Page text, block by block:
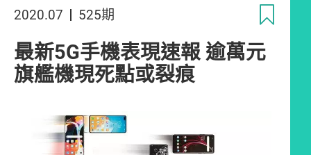
2020.07 525期
最新5G手機表現速報 逾萬元
旗艦機現死點或裂痕